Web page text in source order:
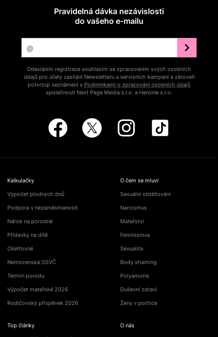
Pravidelná dávka nezávislosti
do vašeho e‑mailu
Odesláním registrace souhlasím se zpracováním svých osobních
údajů pro účely zasílání Newsletteru a servisních kampaní a zároveň
potvrzuji seznámení s Podmínkami o zpracování osobních údajů
společností Next Page Media s.r.o. a Heroine s.r.o.
Kalkulačky
Výpočet plodných dnů
Podpora v nezaměstnanosti
Nárok na porodné
Přídavky na dítě
Ošetřovné
Nemocenská OSVČ
Termín porodu
Výpočet mateřské 2026
Rodičovský příspěvek 2026
Top články
O čem se mluví
Sexuální obtěžování
Narcismus
Mateřství
Feminismus
Sexualita
Body shaming
Polyamorie
Duševní zdraví
Ženy v politice
O nás